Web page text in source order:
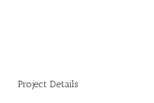
Project Details